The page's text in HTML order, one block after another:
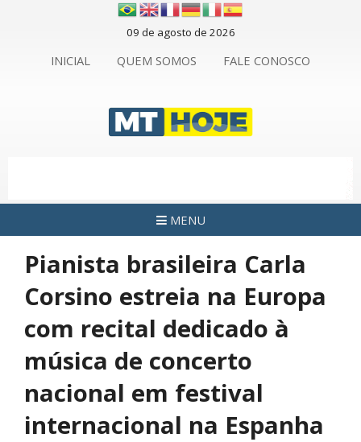
09 de agosto de 2026
INICIAL QUEM SOMOS FALE CONOSCO
MENU
Pianista brasileira Carla
Corsino estreia na Europa
com recital dedicado à
música de concerto
nacional em festival
internacional na Espanha